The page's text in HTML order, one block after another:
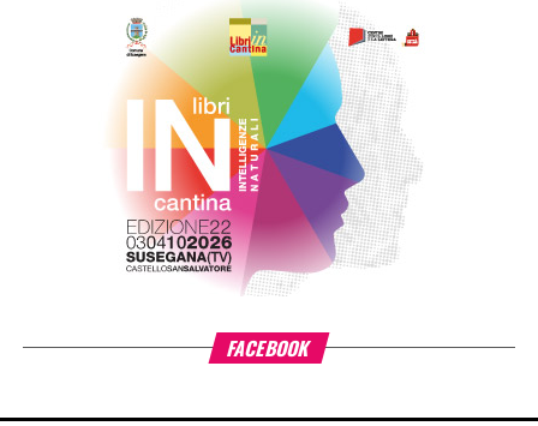
Ai primi colloqui il consulente fa domande inappropriate.
Nel tempo acquisisce potere, sembra dirigere l’intera
azienda. Apporta modifiche arbitrarie e invasive ai
protocolli. Posiziona telecamere nell’edificio rendendo
tutti paranoici. Chiama i dipendenti a ogni ora della notte,
visita le loro case, minaccia le famiglie. Le persone che
sfidano Patoff vengono licenziate… o peggio. Presto si
rendono conto che non stanno solo combattendo per il loro
lavoro, ma per le loro vite.
(nato nel 1960 a Mesa, Arizona) è un autore
americano di numerosi romanzi horror. Scoperto da Dean
Koontz, dal 1990 pubblica in